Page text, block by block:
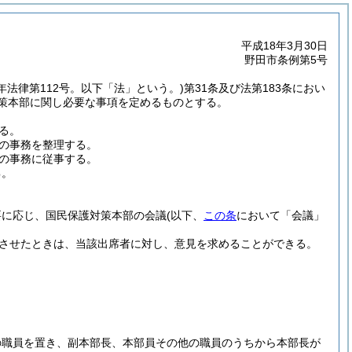
平成18年3月30日
野田市条例第5号
法律第112号。以下「法」という。)第31条及び法第183条におい
部に関し必要な事項を定めるものとする。
。
事務を整理する。
事務に従事する。
応じ、国民保護対策本部の会議(以下、 この条において「会議」
たときは、当該出席者に対し、意見を求めることができる。
員を置き、副本部長、本部員その他の職員のうちから本部長が